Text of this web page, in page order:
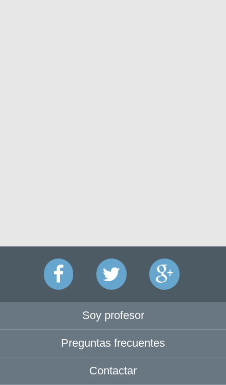
Soy profesor
Preguntas frecuentes
Contactar